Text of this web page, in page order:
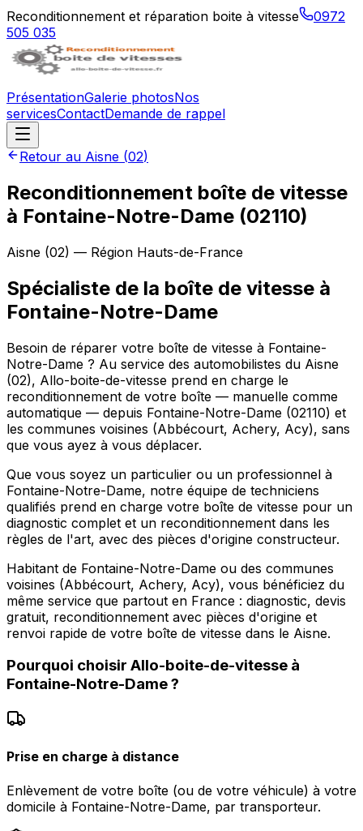
Reconditionnement et réparation boite à vitesse
0972
505 035
PrésentationGalerie photosNos
servicesContactDemande de rappel
Retour au Aisne (02)
Reconditionnement boîte de vitesse
à Fontaine-Notre-Dame (02110)
Aisne (02) — Région Hauts-de-France
Spécialiste de la boîte de vitesse à
Fontaine-Notre-Dame
Besoin de réparer votre boîte de vitesse à Fontaine-
Notre-Dame ? Au service des automobilistes du Aisne
(02), Allo-boite-de-vitesse prend en charge le
reconditionnement de votre boîte — manuelle comme
automatique — depuis Fontaine-Notre-Dame (02110) et
les communes voisines (Abbécourt, Achery, Acy), sans
que vous ayez à vous déplacer.
Que vous soyez un particulier ou un professionnel à
Fontaine-Notre-Dame, notre équipe de techniciens
qualifiés prend en charge votre boîte de vitesse pour un
diagnostic complet et un reconditionnement dans les
règles de l'art, avec des pièces d'origine constructeur.
Habitant de Fontaine-Notre-Dame ou des communes
voisines (Abbécourt, Achery, Acy), vous bénéficiez du
même service que partout en France : diagnostic, devis
gratuit, reconditionnement avec pièces d'origine et
renvoi rapide de votre boîte de vitesse dans le Aisne.
Pourquoi choisir Allo-boite-de-vitesse à
Fontaine-Notre-Dame?
Prise en charge à distance
Enlèvement de votre boîte (ou de votre véhicule) à votre
domicile à Fontaine-Notre-Dame, par transporteur.